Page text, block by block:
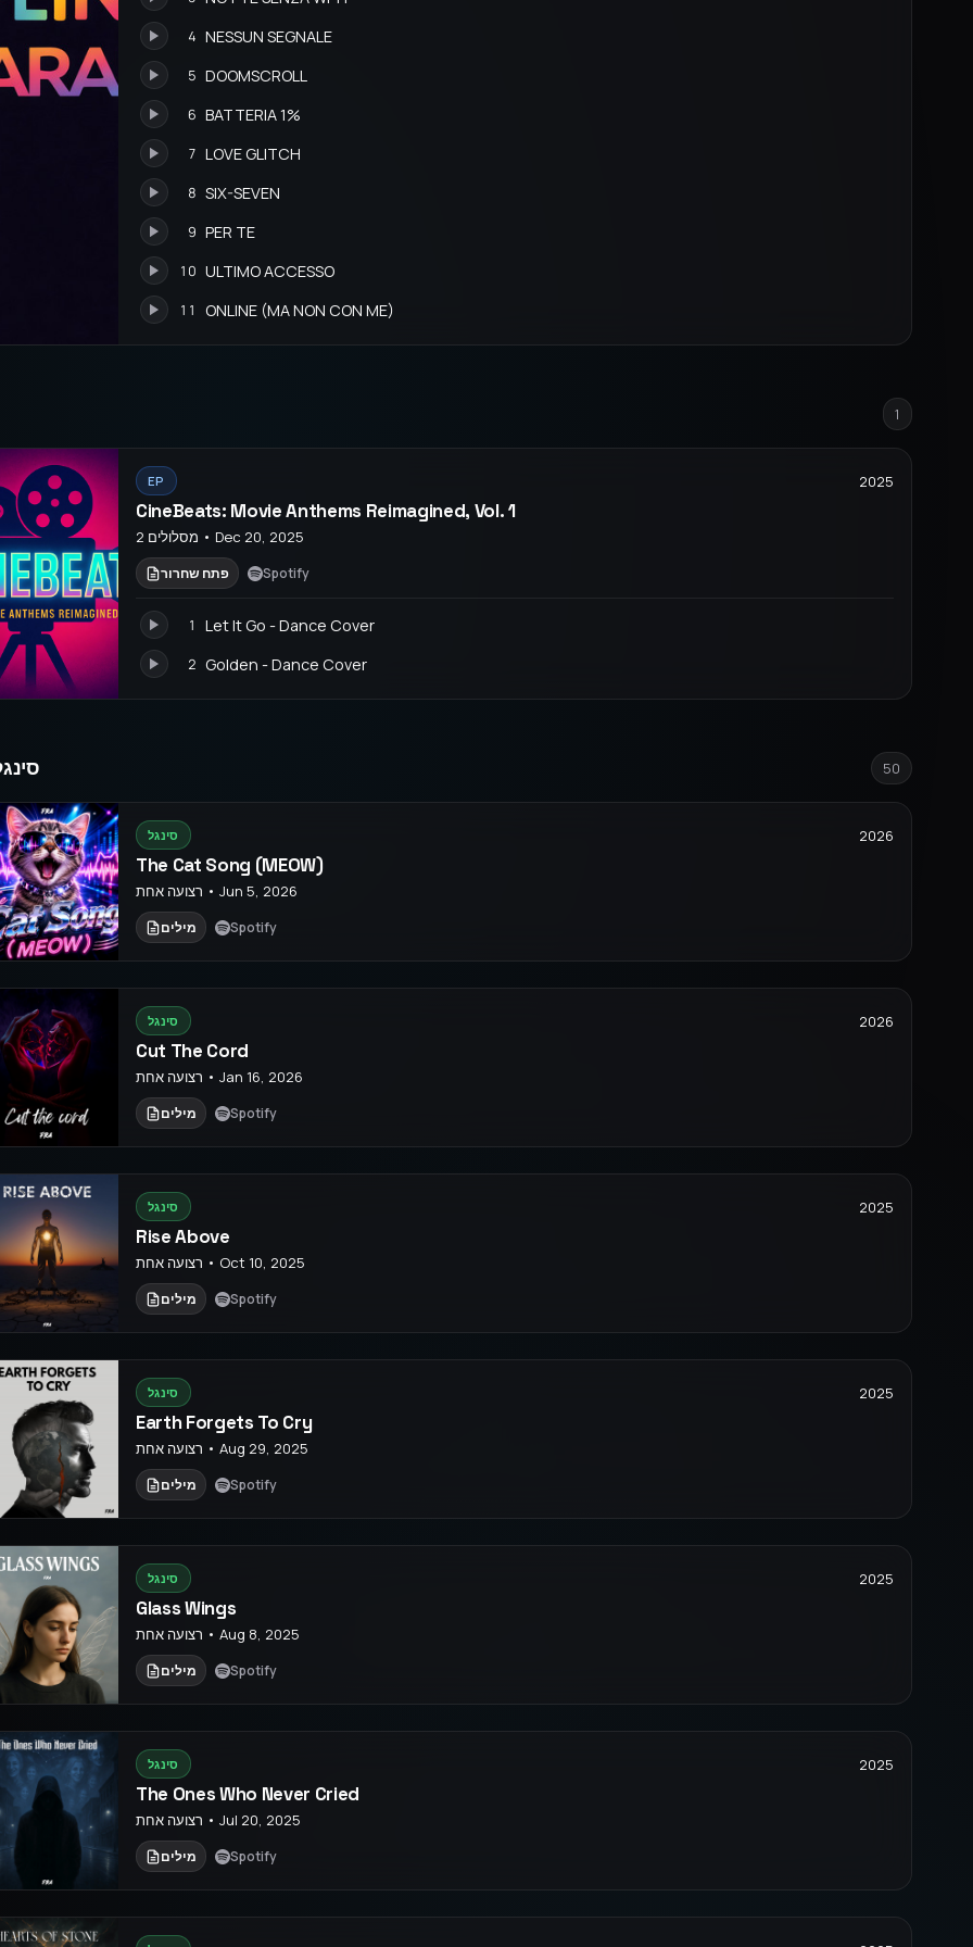
4 NESSUN SEGNALE
5 DOOMSCROLL
6 BATTERIA 1%
7 LOVE GLITCH
8 SIX-SEVEN
9 PER TE
10 ULTIMO ACCESSO
11 ONLINE (MA NON CON ME)
1
EP 2025
CineBeats: Movie Anthems Reimagined, Vol. 1
2 מסלולים • Dec 20, 2025
פתח שחרור Spotify
1 Let It Go - Dance Cover
2 Golden - Dance Cover
50
סינגל 2026
The Cat Song (MEOW)
רצועה אחת • Jun 5, 2026
מילים Spotify
סינגל 2026
Cut The Cord
רצועה אחת • Jan 16, 2026
מילים Spotify
סינגל 2025
Rise Above
רצועה אחת • Oct 10, 2025
מילים Spotify
סינגל 2025
Earth Forgets To Cry
רצועה אחת • Aug 29, 2025
מילים Spotify
סינגל 2025
Glass Wings
רצועה אחת • Aug 8, 2025
מילים Spotify
סינגל 2025
The Ones Who Never Cried
רצועה אחת • Jul 20, 2025
מילים Spotify